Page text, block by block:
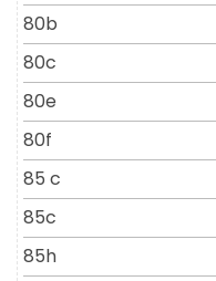
80b
80c
80e
80f
85 c
85c
85h